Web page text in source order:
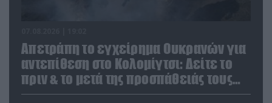
Απετράπη το εγχείρημα Ουκρανών για
αντεπίθεση στο Κολομίγτσι: Δείτε το
πριν & το μετά της προσπάθειάς τους
(βίντεο)